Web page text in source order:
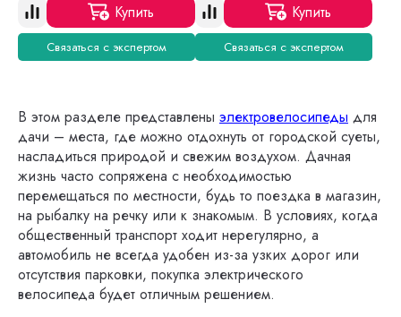
Купить
Связаться с экспертом
Купить
Связаться с экспертом
В этом разделе представлены электровелосипеды для
дачи – места, где можно отдохнуть от городской суеты,
насладиться природой и свежим воздухом. Дачная
жизнь часто сопряжена с необходимостью
перемещаться по местности, будь то поездка в магазин,
на рыбалку на речку или к знакомым. В условиях, когда
общественный транспорт ходит нерегулярно, а
автомобиль не всегда удобен из-за узких дорог или
отсутствия парковки, покупка электрического
велосипеда будет отличным решением.